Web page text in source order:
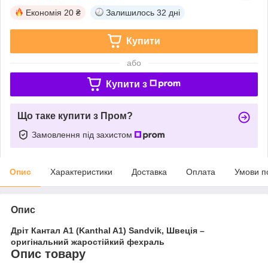
Економія 20 ₴ Залишилось 32 дні
Купити
або
Купити з
Що таке купити з Пром?
Замовлення під захистом
Опис Характеристики Доставка Оплата Умови
Опис
Дріт Кантал A1 (Kanthal A1) Sandvik, Швеція –
оригінальний жаростійкий фехраль
Опис товару